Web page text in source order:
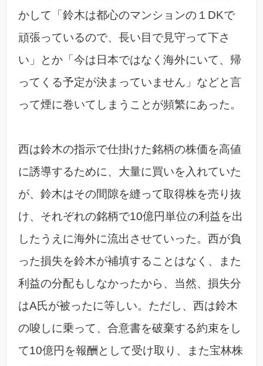
かして「鈴木は都心のマンションの１DKで
頑張っているので、長い目で見守って下さ
い」とか「今は日本ではなく海外にいて、帰
ってくる予定が決まっていません」などと言
って煙に巻いてしまうことが頻繁にあった。
西は鈴木の指示で仕掛けた銘柄の株価を高値
に誘導するために、大量に買いを入れていた
が、鈴木はその間隙を縫って取得株を売り抜
け、それぞれの銘柄で10億円単位の利益を出
したうえに海外に流出させていった。西が負
った損失を鈴木が補填することはなく、また
利益の分配もしなかったから、当然、損失分
はA氏が被ったに等しい。ただし、西は鈴木
の唆しに乗って、合意書を破棄する約束をし
て10億円を報酬として受け取り、また宝林株